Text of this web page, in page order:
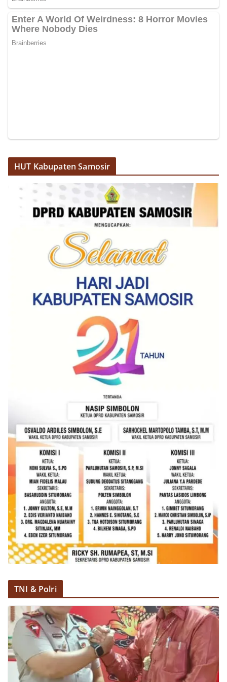
masyarakat dalam menjaga keamanan lingkungan
secara bersama-sama.‎‎Kehadiran
Bhabinkamtibmas di tengah-tengah warga
diharapkan dapat semakin mempererat
oleh Bhabinkamtibmas di wilayah Kelurahan
situasi Kamtibmas yang aman dan kondusif,
sekaligus menumbuhkan semangat nasionalisme
warga dalam menyambut Hari Kemerdekaan RI.
Bhabinkamtibmas Polsek Medan Sunggal
Sambangi Warga Kelurahan Sunggal, Ingatkan
Pemasangan Bendera Merah Putih Jelang HUT
Kemerdekaan RI‎‎Medan, 5 Agustus 2026 — Dalam
rangka menyambut Hari Ulang Tahun
Kemerdekaan Republik Indonesia yang ke-81,
Bhabinkamtibmas Kelurahan Sunggal, Aiptu
Muliyadi Suraukur, melaksanakan kegiatan
sambang Door to Door System (DDS) kepada
warga di wilayah Kelurahan Sunggal, Kecamatan
Medan Sunggal, pada Rabu (05/08/2026).‎‎Kegiatan
tersebut berlangsung sejak pukul 09.00 WIB
beberapa lingkungan yang ada di kelurahan
tersebut.‎Sambang Langsung ke Rumah
Warga‎Dalam kegiatan ini, Aiptu Muliyadi
Suraukur mendatangi warga secara langsung dari
rumah ke rumah untuk menjalin silaturahmi
sekaligus menyampaikan pesan-pesan
kamtibmas. Kehadiran petugas disambut baik
menyambut momentum HUT Kemerdekaan RI
dengan berbagai persiapan di lingkungan
akrab, Bhabinkamtibmas menyapa warga,
menanyakan kondisi keamanan dan kenyamanan
lingkungan tempat tinggal, serta membuka ruang
komunikasi dua arah agar warga dapat
menyampaikan keluhan maupun informasi terkait
situasi kamtibmas di sekitar mereka.‎‎‎Salah satu
poin utama yang disampaikan dalam kegiatan
sambang ini adalah imbauan kepada warga untuk
memasang bendera Merah Putih secara penuh,
bukan setengah tiang, sebagai bentuk
penghormatan dan rasa cinta tanah air
menjelang perayaan HUT Kemerdekaan RI.
Petugas mengingatkan bahwa pemasangan
bendera dengan benar merupakan salah satu
memperingati hari bersejarah bangsa
Indonesia.‎‎”Kami mengimbau kepada seluruh
warga agar mulai mempersiapkan dan memasang
bendera Merah Putih di depan rumah masing-
masing secara penuh. Ini adalah bentuk
penghormatan kita bersama terhadap
perjuangan para pahlawan yang telah merebut
kemerdekaan,” ujar Aiptu Muliyadi Suraukur saat
berdialog dengan warga.‎‎Ia juga menambahkan
agar warga memperhatikan kondisi bendera yang
HUT Kabupaten Samosir
TNI & Polri